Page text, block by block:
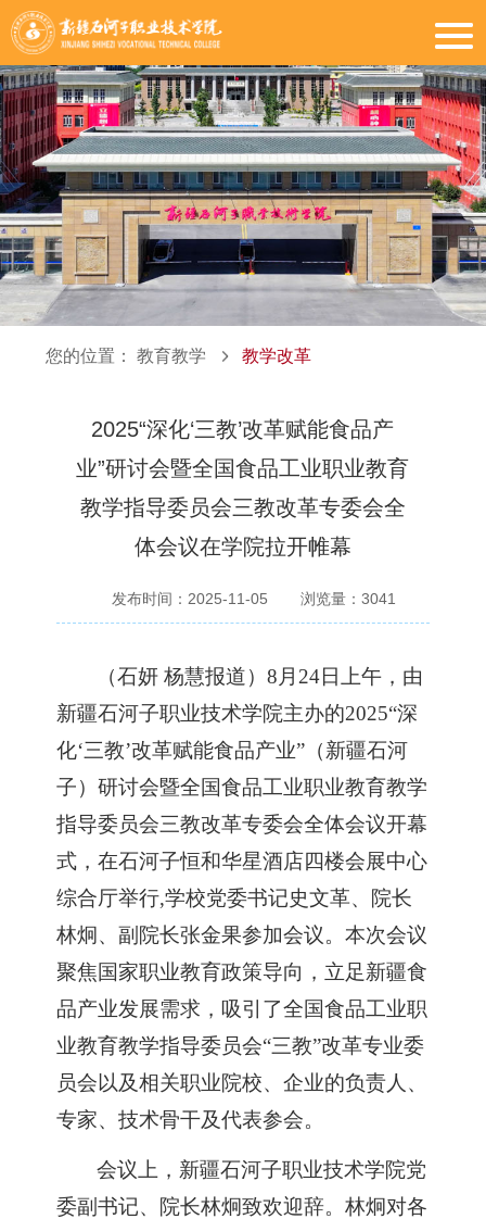
您的位置： 教育教学 教学改革
2025“深化‘三教’改革赋能食品产
业”研讨会暨全国食品工业职业教育
教学指导委员会三教改革专委会全
体会议在学院拉开帷幕
发布时间：2025-11-05 浏览量： 3041
（石妍 杨慧报道） 8月24日上午，由
新疆石河子职业技术学院主办的2025“深
化‘三教’改革赋能食品产业”（新疆石河
子）研讨会暨全国食品工业职业教育教学
指导委员会三教改革专委会全体会议开幕
式，在石河子恒和华星酒店四楼会展中心
综合厅举行,学校党委书记史文革、院长
林炯、副院长张金果参加会议。本次会议
聚焦国家职业教育政策导向，立足新疆食
品产业发展需求，吸引了全国食品工业职
业教育教学指导委员会“三教”改革专业委
员会以及相关职业院校、企业的负责人、
专家、技术骨干及代表参会。
会议 上 ，新疆石河子职业技术学院党
委副书记、院长林炯致欢迎辞。林炯对各